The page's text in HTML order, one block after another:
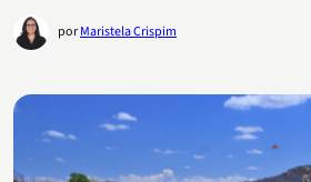
porMaristela Crispim